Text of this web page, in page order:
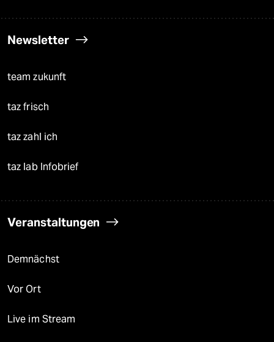
Newsletter
team zukunft
taz frisch
taz zahl ich
taz lab Infobrief
Veranstaltungen
Demnächst
Vor Ort
Live im Stream